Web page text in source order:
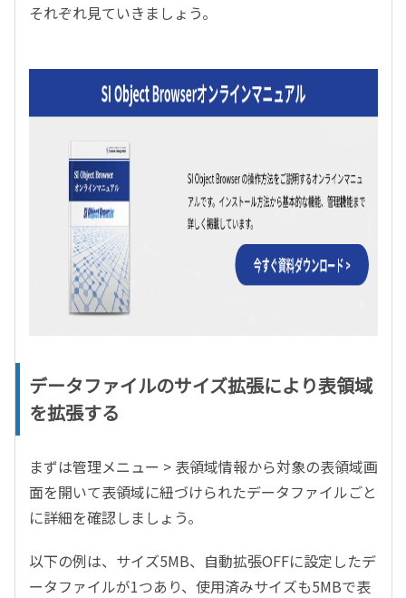
それぞれ見ていきましょう。
データファイルのサイズ拡張により表領域
を拡張する
まずは管理メニュー > 表領域情報から対象の表領域画
面を開いて表領域に紐づけられたデータファイルごと
に詳細を確認しましょう。
以下の例は、サイズ5MB、自動拡張OFFに設定したデ
ータファイルが1つあり、使用済みサイズも5MBで表